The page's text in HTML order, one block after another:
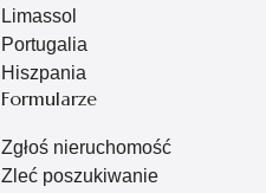
Limassol
Portugalia
Hiszpania
Formularze
Zgłoś nieruchomość
Zleć poszukiwanie